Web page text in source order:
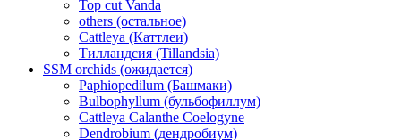
Top cut Vanda
others (остальное)
Cattleya (Каттлеи)
Тилландсия (Tillandsia)
SSM orchids (ожидается)
Paphiopedilum (Башмаки)
Bulbophyllum (бульбофиллум)
Cattleya Calanthe Coelogyne
Dendrobium (дендробиум)